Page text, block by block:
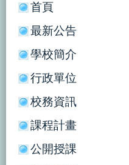
首頁
最新公告
學校簡介
行政單位
校務資訊
課程計畫
公開授課